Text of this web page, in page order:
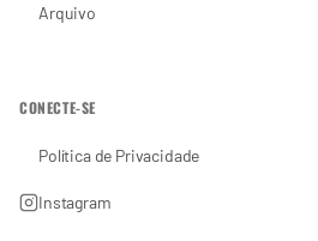
Arquivo
CONECTE-SE
Política de Privacidade
Instagram